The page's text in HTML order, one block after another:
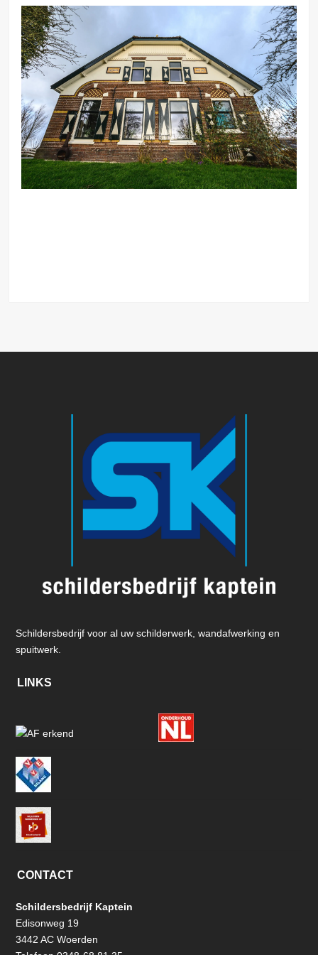
Schildersbedrijf voor al uw schilderwerk, wandafwerking en
spuitwerk.
LINKS
CONTACT
Schildersbedrijf Kaptein
Edisonweg 19
3442 AC Woerden